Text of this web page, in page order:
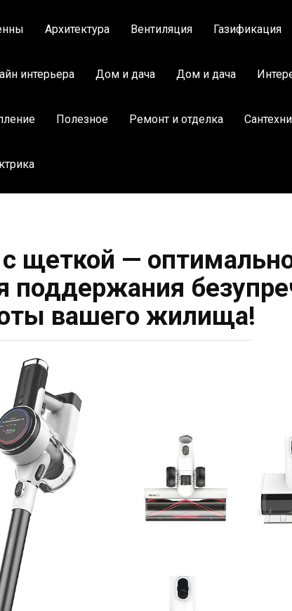
Архитектура Вентиляция Газификация
интерьера Дом и дача Дом и дача
Полезное Ремонт и отделка
щеткой —
поддержания
вашего жилища!